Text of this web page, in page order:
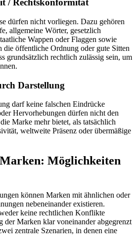
/ Rechtskonformität
dürfen nicht vorliegen. Dazu gehören
allgemeine Wörter, gesetzlich
Wappen oder Flaggen sowie
die öffentliche Ordnung oder gute Sitten
grundsätzlich rechtlich zulässig sein, um
Darstellung
darf keine falschen Eindrücke
Hervorhebungen dürfen nicht den
Marke mehr bietet, als tatsächlich
weltweite Präsenz oder übermäßige
Möglichkeiten
können Marken mit ähnlichen oder
nebeneinander existieren.
keine rechtlichen Konflikte
der Marken klar voneinander abgegrenzt
zentrale Szenarien, in denen eine